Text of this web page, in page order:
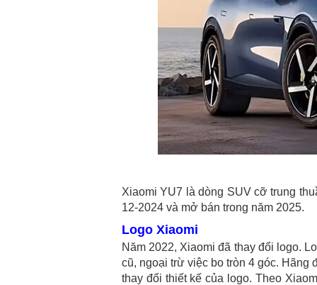
Xiaomi YU7 là dòng SUV cỡ trung
12-2024 và mở bán trong năm 2025.
Logo Xiaomi
Năm 2022, Xiaomi đã thay đổi logo.
cũ, ngoại trừ việc bo tròn 4 góc.
thay đổi thiết kế của logo. Theo